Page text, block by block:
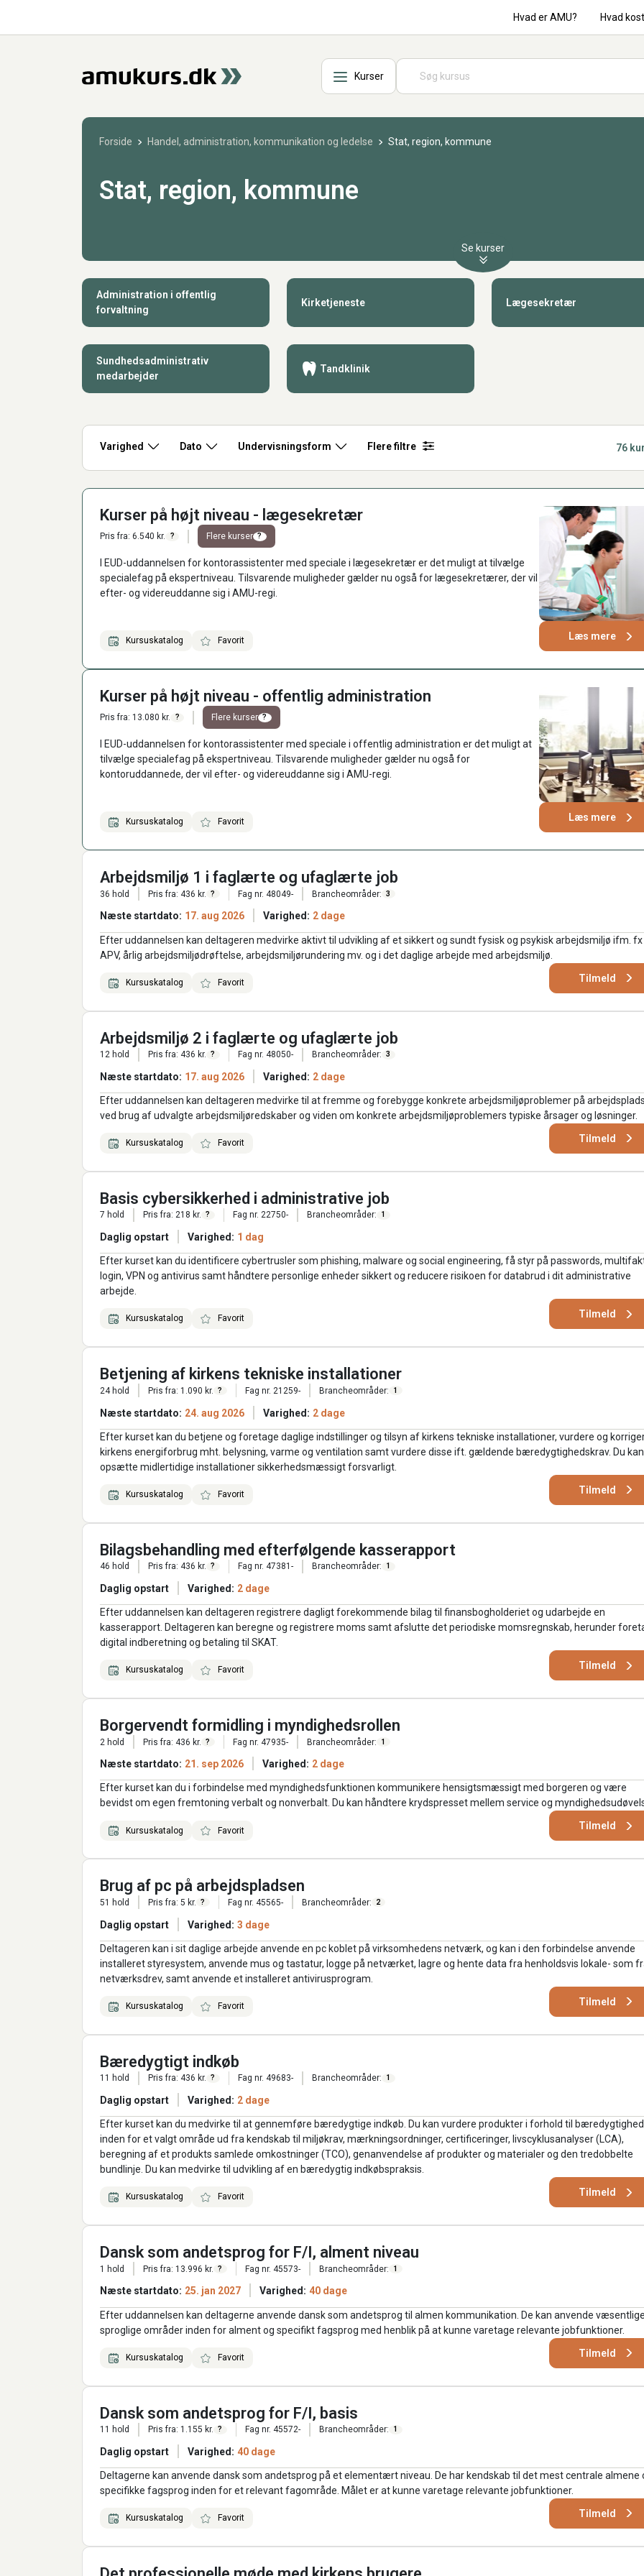
Hvad er AMU? Hvad
Kurser
Forside Handel, administration, kommunikation og ledelse Stat, region, kommune
Stat, region, kommune
Se kurser
Administration i offentlig
forvaltning
Kirketjeneste Lægesekretær
Sundhedsadministrativ
medarbejder
Tandklinik
Varighed Dato Undervisningsform Flere filtre 76
Kurser på højt niveau - lægesekretær
Pris fra: 6.540 kr. ? Flere kurser ?
I EUD-uddannelsen for kontorassistenter med speciale i lægesekretær er det muligt at tilvælge
specialefag på ekspertniveau. Tilsvarende muligheder gælder nu også for lægesekretærer, der vil
efter- og videreuddanne sig i AMU-regi.
Kursuskatalog Favorit Læs mere
Kurser på højt niveau - offentlig administration
Pris fra: 13.080 kr. ? Flere kurser ?
I EUD-uddannelsen for kontorassistenter med speciale i offentlig administration er det muligt at
tilvælge specialefag på ekspertniveau. Tilsvarende muligheder gælder nu også for
kontoruddannede, der vil efter- og videreuddanne sig i AMU-regi.
Kursuskatalog Favorit Læs mere
Arbejdsmiljø 1 i faglærte og ufaglærte job
36 hold Pris fra: 436 kr. ? Fag nr. 48049- Brancheområder: 3
Næste startdato: 17. aug 2026 Varighed: 2 dage
Efter uddannelsen kan deltageren medvirke aktivt til udvikling af et sikkert og sundt fysisk og psykisk arbejdsmiljø ifm. fx
APV, årlig arbejdsmiljødrøftelse, arbejdsmiljørundering mv. og i det daglige arbejde med arbejdsmiljø.
Kursuskatalog Favorit Tilmeld
Arbejdsmiljø 2 i faglærte og ufaglærte job
12 hold Pris fra: 436 kr. ? Fag nr. 48050- Brancheområder: 3
Næste startdato: 17. aug 2026 Varighed: 2 dage
Efter uddannelsen kan deltageren medvirke til at fremme og forebygge konkrete arbejdsmiljøproblemer på
ved brug af udvalgte arbejdsmiljøredskaber og viden om konkrete arbejdsmiljøproblemers typiske årsager og løsninger.
Kursuskatalog Favorit Tilmeld
Basis cybersikkerhed i administrative job
7 hold Pris fra: 218 kr. ? Fag nr. 22750- Brancheområder: 1
Daglig opstart Varighed: 1 dag
Efter kurset kan du identificere cybertrusler som phishing, malware og social engineering, få styr på passwords,
login, VPN og antivirus samt håndtere personlige enheder sikkert og reducere risikoen for databrud i dit administrative
arbejde.
Kursuskatalog Favorit Tilmeld
Betjening af kirkens tekniske installationer
24 hold Pris fra: 1.090 kr. ? Fag nr. 21259- Brancheområder: 1
Næste startdato: 24. aug 2026 Varighed: 2 dage
Efter kurset kan du betjene og foretage daglige indstillinger og tilsyn af kirkens tekniske installationer, vurdere og
kirkens energiforbrug mht. belysning, varme og ventilation samt vurdere disse ift. gældende bæredygtighedskrav. Du kan
opsætte midlertidige installationer sikkerhedsmæssigt forsvarligt.
Kursuskatalog Favorit Tilmeld
Bilagsbehandling med efterfølgende kasserapport
46 hold Pris fra: 436 kr. ? Fag nr. 47381- Brancheområder: 1
Daglig opstart Varighed: 2 dage
Efter uddannelsen kan deltageren registrere dagligt forekommende bilag til finansbogholderiet og udarbejde en
kasserapport. Deltageren kan beregne og registrere moms samt afslutte det periodiske momsregnskab, herunder
digital indberetning og betaling til SKAT.
Kursuskatalog Favorit Tilmeld
Borgervendt formidling i myndighedsrollen
2 hold Pris fra: 436 kr. ? Fag nr. 47935- Brancheområder: 1
Næste startdato: 21. sep 2026 Varighed: 2 dage
Efter kurset kan du i forbindelse med myndighedsfunktionen kommunikere hensigtsmæssigt med borgeren og være
bevidst om egen fremtoning verbalt og nonverbalt. Du kan håndtere krydspresset mellem service og
Kursuskatalog Favorit Tilmeld
Brug af pc på arbejdspladsen
51 hold Pris fra: 5 kr. ? Fag nr. 45565- Brancheområder: 2
Daglig opstart Varighed: 3 dage
Deltageren kan i sit daglige arbejde anvende en pc koblet på virksomhedens netværk, og kan i den forbindelse anvende
installeret styresystem, anvende mus og tastatur, logge på netværket, lagre og hente data fra henholdsvis lokale- som
netværksdrev, samt anvende et installeret antivirusprogram.
Kursuskatalog Favorit Tilmeld
Bæredygtigt indkøb
11 hold Pris fra: 436 kr. ? Fag nr. 49683- Brancheområder: 1
Daglig opstart Varighed: 2 dage
Efter kurset kan du medvirke til at gennemføre bæredygtige indkøb. Du kan vurdere produkter i forhold til bæredygtighed
inden for et valgt område ud fra kendskab til miljøkrav, mærkningsordninger, certificeringer, livscyklusanalyser (LCA),
beregning af et produkts samlede omkostninger (TCO), genanvendelse af produkter og materialer og den tredobbelte
bundlinje. Du kan medvirke til udvikling af en bæredygtig indkøbspraksis.
Kursuskatalog Favorit Tilmeld
Dansk som andetsprog for F/I, alment niveau
1 hold Pris fra: 13.996 kr. ? Fag nr. 45573- Brancheområder: 1
Næste startdato: 25. jan 2027 Varighed: 40 dage
Efter uddannelsen kan deltagerne anvende dansk som andetsprog til almen kommunikation. De kan anvende
sproglige områder inden for alment og specifikt fagsprog med henblik på at kunne varetage relevante jobfunktioner.
Kursuskatalog Favorit Tilmeld
Dansk som andetsprog for F/I, basis
11 hold Pris fra: 1.155 kr. ? Fag nr. 45572- Brancheområder: 1
Daglig opstart Varighed: 40 dage
Deltagerne kan anvende dansk som andetsprog på et elementært niveau. De har kendskab til det mest centrale almene
specifikke fagsprog inden for et relevant fagområde. Målet er at kunne varetage relevante jobfunktioner.
Kursuskatalog Favorit Tilmeld